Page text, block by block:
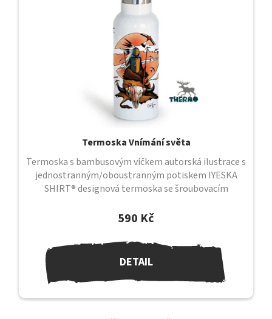
Termoska Vnímání světa
590 Kč
DETAIL
Termoska s bambusovým víčkem autorská ilustrace s
jednostranným/oboustranným potiskem IYESKA
SHIRT® designová termoska se šroubovacím